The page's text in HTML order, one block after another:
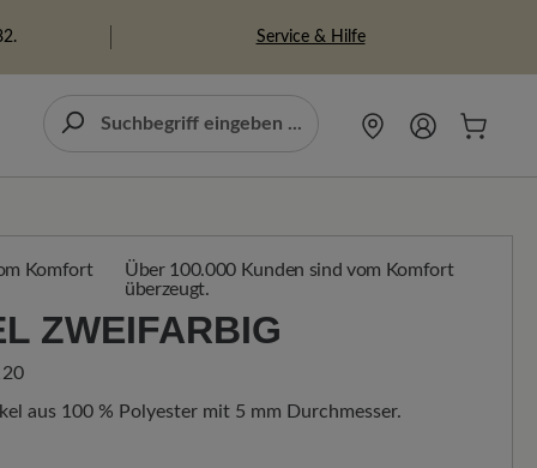
Service & Hilfe
Über 100.000 Kunden sind vom Komfort
überzeugt.
ZWEIFARBIG
aus 100 % Polyester mit 5 mm Durchmesser.